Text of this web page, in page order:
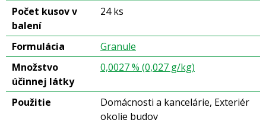
Počet kusov v
balení
24 ks
Formulácia
Granule
Množstvo
účinnej látky
0,0027 % (0,027 g/kg)
Použitie
Domácnosti a kancelárie, Exteriér
okolie budov